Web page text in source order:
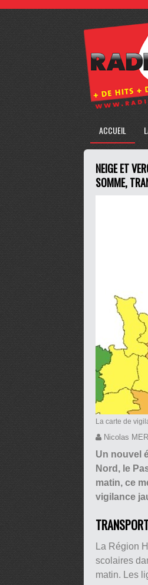
ACCUEIL
NEIGE ET
SOMME,
La carte de
Nicolas
Un nouvel
Nord, le
matin, ce
vigilance
La Région
scolaires
matin. Les